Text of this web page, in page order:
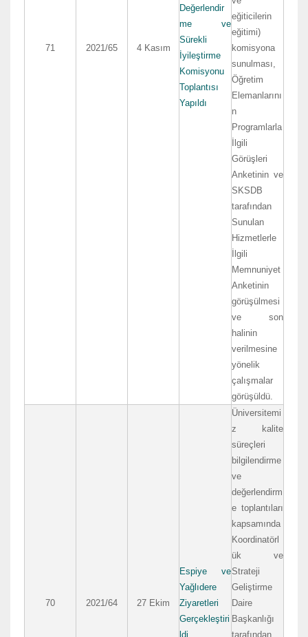
71 2021/65 4 Kasım
Değerlendir
me ve
Sürekli
İyileştirme
Komisyonu
Toplantısı
Yapıldı
eğiticilerin
eğitimi)
komisyona
sunulması,
Öğretim
Elemanlarını
n
Programlarla
İlgili
Görüşleri
Anketinin ve
SKSDB
tarafından
Sunulan
Hizmetlerle
İlgili
Memnuniyet
Anketinin
görüşülmesi
ve son
halinin
verilmesine
yönelik
çalışmalar
görüşüldü.
70 2021/64 27 Ekim
Espiye ve
Yağlıdere
Ziyaretleri
Gerçekleştiri
ldi
Üniversitemi
z kalite
süreçleri
bilgilendirme
ve
değerlendirm
e toplantıları
kapsamında
Koordinatörl
ük ve
Strateji
Geliştirme
Daire
Başkanlığı
tarafından